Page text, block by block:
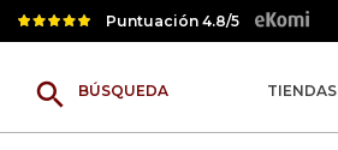
Puntuación 4.8/5
search TIENDAS